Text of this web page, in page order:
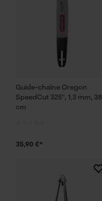
Guide-chaîne Oregon
SpeedCut 325", 1,3 mm, 38
cm
35,90 €*